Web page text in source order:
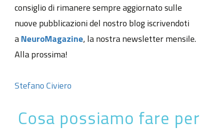
consiglio di rimanere sempre aggiornato sulle
nuove pubblicazioni del nostro blog iscrivendoti
aNeuroMagazine, la nostra newsletter mensile.
Alla prossima!
Stefano Civiero
Cosa possiamo fare per